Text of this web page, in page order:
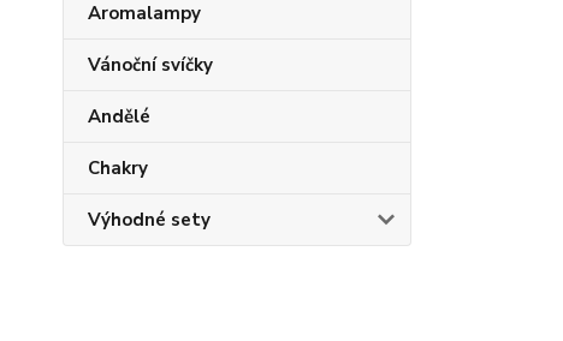
Aromalampy
Vánoční svíčky
Andělé
Chakry
Výhodné sety